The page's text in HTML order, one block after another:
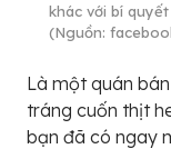
khác với bí
(Nguồn:
Là một quán
tráng cuốn thịt
bạn đã có ngay